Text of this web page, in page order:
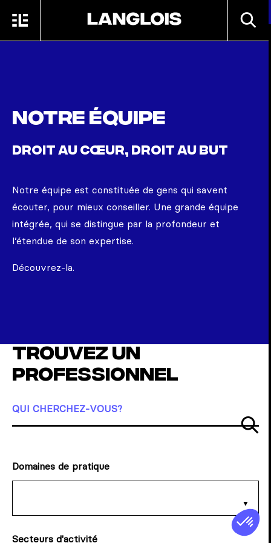
MENU
Notre équipe
DROIT AU CŒUR, DROIT AU BUT
Notre équipe est constituée de gens qui savent
écouter, pour mieux conseiller. Une grande équipe
intégrée, qui se distingue par la profondeur et
l’étendue de son expertise.
Découvrez-la.
Trouvez un
professionnel
QUI CHERCHEZ-VOUS?
Domaines de pratique
Secteurs d'activité